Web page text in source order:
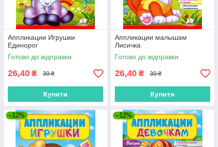
Аппликации Игрушки
Единорог
Готово до відправки
26,40 ₴ 30 ₴
Купити
Аппликации малышам
Лисичка
Готово до відправки
26,40 ₴ 30 ₴
Купити
–12% –12%